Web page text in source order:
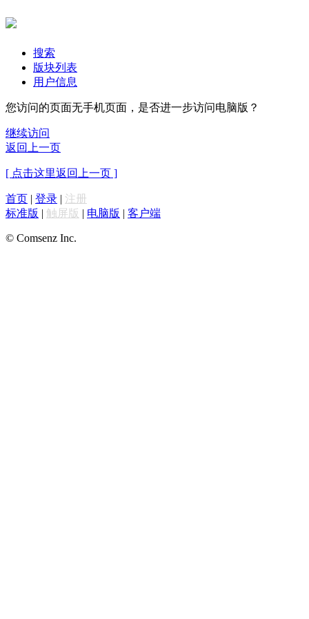
搜索
版块列表
用户信息
您访问的页面无手机页面，是否进一步访问电脑版？
继续访问
返回上一页
[ 点击这里返回上一页 ]
首页 | 登录 | 注册
标准版 | 触屏版 | 电脑版 | 客户端
© Comsenz Inc.